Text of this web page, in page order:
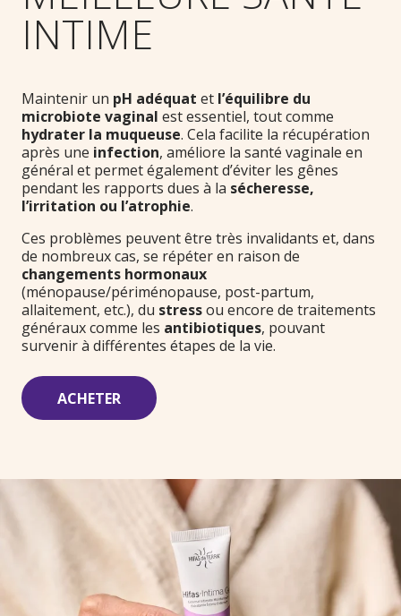
INTIME
Maintenir un pH adéquat et l’équilibre du
microbiote vaginal est essentiel, tout comme
hydrater la muqueuse. Cela facilite la récupération
après une infection, améliore la santé vaginale en
général et permet également d’éviter les gênes
pendant les rapports dues à la sécheresse,
l’irritation ou l’atrophie.
Ces problèmes peuvent être très invalidants et, dans
de nombreux cas, se répéter en raison de
changements hormonaux
(ménopause/périménopause, post-partum,
allaitement, etc.), du stressou encore de traitements
généraux comme les antibiotiques, pouvant
survenir à différentes étapes de la vie.
ACHETER